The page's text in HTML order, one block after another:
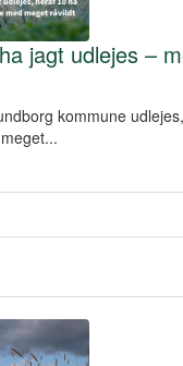
jagt udlejes –
kommune